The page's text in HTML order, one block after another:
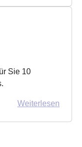
Sie 10
Weiterlesen